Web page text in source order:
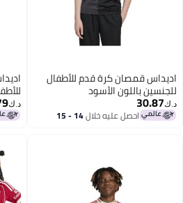
اديداس قمصان كرة قدم للأطفال
للجنسين باللون الأسود
د.ك‏30.87
احصل عليه خلال 14 - 15
د.ك‏